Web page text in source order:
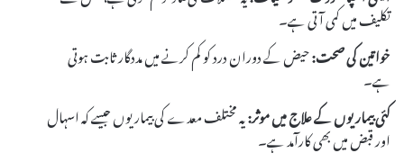
تکلیف میں کمی آتی ہے۔
خواتین کی صحت:حیض کے دوران درد کو کم کرنے میں مددگار ثابت ہوتی
ہے۔
کئی بیماریوں کے علاج میں موثر:یہ مختلف معدے کی بیماریوں جیسے کہ اسہال
اور قبض میں بھی کارآمد ہے۔